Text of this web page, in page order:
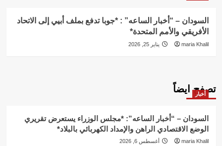
السودان – “أخبار الساعه” : *جوبا تدفع بملف أبيي إلى الاتحاد
الأفريقي والأمم المتحدة*
maria Khalil يناير 25, 2026
تصفح ايضاً
أخبار
السودان – “أخبار الساعه”: *مجلس الوزراء يستعرض تقريري
الوضع الاقتصادي الراهن والإمداد الكهربائي بالبلاد*
maria Khalil أغسطس 6, 2026